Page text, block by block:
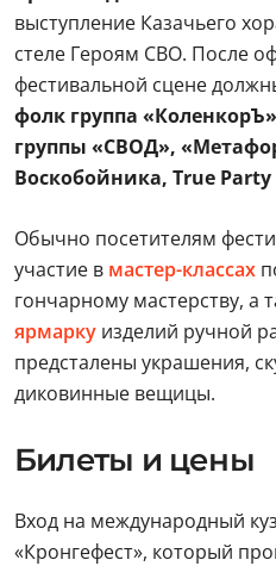
выступление Казачьего
стеле Героям СВО. После
фестивальной сцене
фолк группа
группы «СВОД»,
Воскобойника, True Party
Обычно посетителям
участие в мастер-классах
гончарному мастерству, а
ярмарку изделий ручной
предсталены украшения,
диковинные вещицы.
Билеты и цены
Вход на международный
«Кронгефест», который